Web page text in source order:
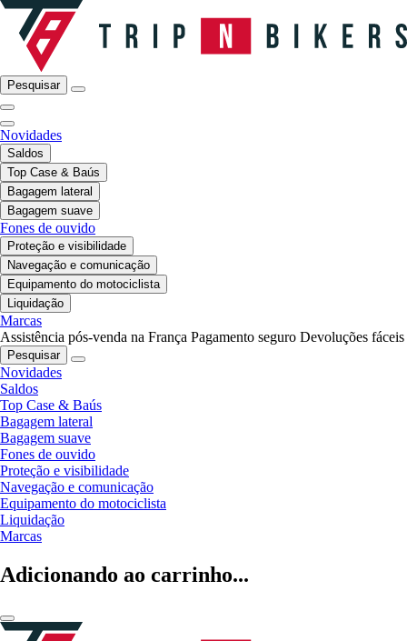
Pesquisar
Novidades
Saldos
Top Case & Baús
Bagagem lateral
Bagagem suave
Fones de ouvido
Proteção e visibilidade
Navegação e comunicação
Equipamento do motociclista
Liquidação
Marcas
Assistência pós-venda na França Pagamento seguro Devoluções fáceis
Pesquisar
Novidades
Saldos
Top Case & Baús
Bagagem lateral
Bagagem suave
Fones de ouvido
Proteção e visibilidade
Navegação e comunicação
Equipamento do motociclista
Liquidação
Marcas
Adicionando ao carrinho...